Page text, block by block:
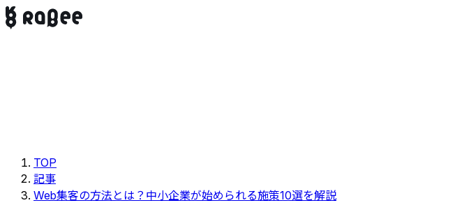
TOP
記事
Web集客の方法とは？中小企業が始められる施策10選を解説